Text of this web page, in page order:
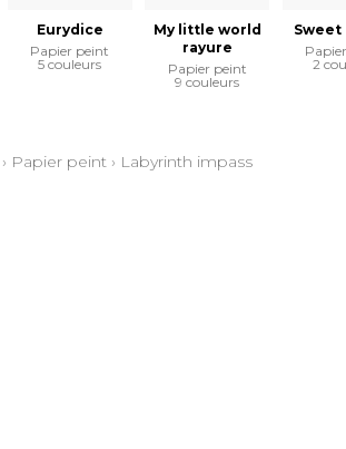
Eurydice
Papier peint
5 couleurs
My little world
rayure
Papier peint
9 couleurs
2
› Papier peint› Labyrinth impass